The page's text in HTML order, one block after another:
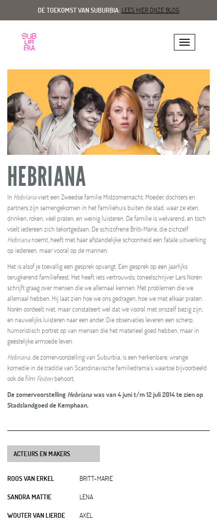
DE TOEKOMST VAN SUBURBIA: LEES HIER ONZE BLOG
Toggle
HEBRIANA
In Hebrianaviert een Zweedse familie Midzomernacht. Moeder, dochters en
partners zijn samengekomen in het familiehuis buiten de stad, waar ze eten,
drinken, roken, véél praten, en weinig luisteren. De familie is welvarend, en toch
voelt iedereen zich tekortgedaan. De schizofrene Britt-Marie, die zichzelf
Hebriananoemt, heeft met haar afstandelijke schoonheid een fatale uitwerking
op iedereen, maar vooral op de mannen.
Het is alsof je toevallig een gesprek opvangt. Een gesprek op een jaarlijks
terugkerend familiefeest. Het heeft iets vertrouwds; toneelschrijver Lars Norén
schrijft graag over mensen die we allemaal kennen. Met problemen die we
allemaal hebben. Hij laat zien hoe we ons gedragen, hoe we met elkaar praten.
Norén oordeelt niet, maar constateert wel dat we vooral met onszelf bezig zijn,
en nauwelijks luisteren naar een ander. Die observaties leveren een scherp,
humoristisch portret op van mensen die het materieel goed hebben, maar in
geestelijke armoede leven.
Hebriana, de zomervoorstelling van Suburbia, is een herkenbare, wrange
komedie in de traditie van Scandinavische familiedrama’s waartoe bijvoorbeeld
ook de film Festen behoort.
De zomervoorstelling Hebrianawas van 4 juni t/m 12 juli 2014 te zien op
Stadslandgoed de Kemphaan.
ACTEURS EN MAKERS
ROOS VAN ERKEL
BRITT-MARIE
SANDRA MATTIE
LENA
WOUTER VAN LIERDE
AXEL